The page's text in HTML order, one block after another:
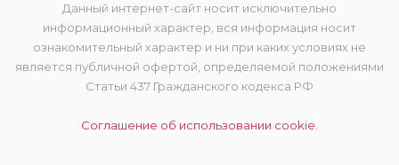
Данный интернет-сайт носит исключительно
информационный характер, вся информация носит
ознакомительный характер и ни при каких условиях не
является публичной офертой, определяемой положениями
Статьи 437 Гражданского кодекса РФ
Соглашение об использовании cookie.